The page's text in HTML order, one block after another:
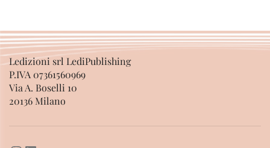
Ledizioni srl LediPublishing
P.IVA 07361560969
Via A. Boselli 10
20136 Milano